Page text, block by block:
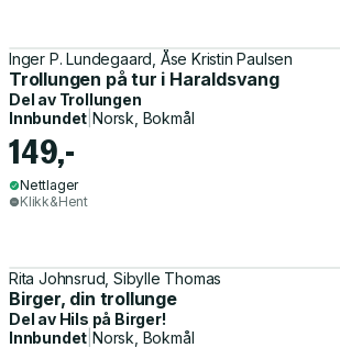
Inger P. Lundegaard, Åse Kristin Paulsen
Trollungen på tur i Haraldsvang
Del av Trollungen
Innbundet |Norsk, Bokmål
149,-
Nettlager
Klikk&Hent
Rita Johnsrud, Sibylle Thomas
Birger, din trollunge
Del av Hils på Birger!
Innbundet |Norsk, Bokmål